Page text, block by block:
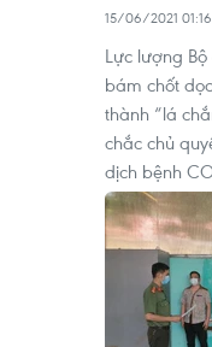
15/06/2021 01:16
Lực lượng
bám chốt
thành “lá
chắc chủ
dịch bệnh